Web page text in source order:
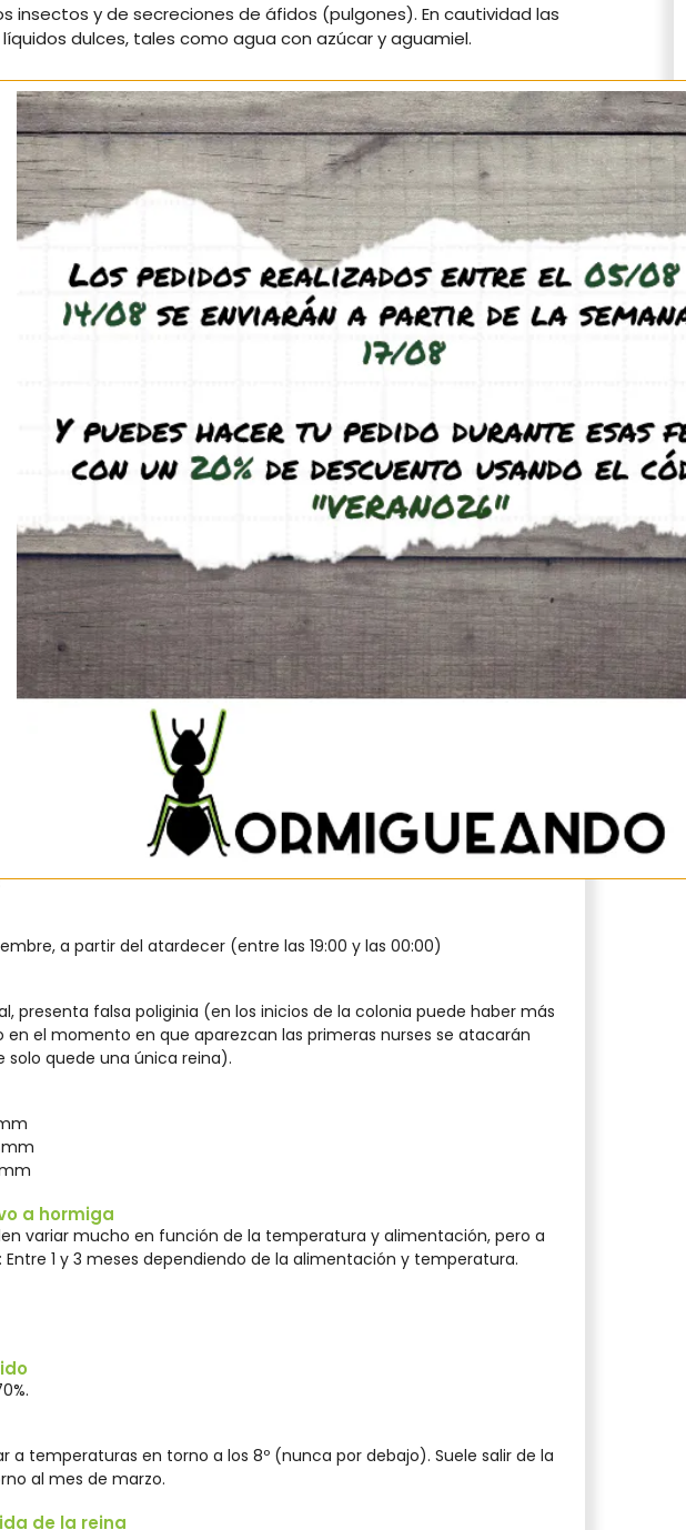
insectos y de secreciones de áfidos (pulgones). En cautividad las
dulces, tales como agua con azúcar y aguamiel.
se trata de una hormiga muy delicada, especialmente en los
La reina puede comerse los huevos o detener la puesta si se
puede pasar si se le molesta a menudo o recibe muchas
muy pequeñas y frágiles y pueden morir con facilidad pegadas en
para su cría
un hormiguero adecuado para ellas. Tal vez uno de los más
acrílicos de esponja, ya que en los de seta pueden morir
la propia humedad de la seta. Es recomendable dejarlas en un tubo
un número bastante elevado.
conectar el tubo a una caja de forrajeo y alimentarlas de
se evita estrés a la reina manipulando el tubo.
que es muy fácil que mueran pegadas a cualquier microgota
aguamiel que les dejemos. Incluso pueden morir pegadas al algodón
líquidos si no los escurrimos lo suficiente.
inicial, son hormigas muy tranquilas y de movimientos muy
apenas por vibraciones o golpes.
a partir del atardecer (entre las 19:00 y las 00:00)
presenta falsa poliginia (en los inicios de la colonia puede haber más
en el momento en que aparezcan las primeras nurses se atacarán
solo quede una única reina).
a hormiga
variar mucho en función de la temperatura y alimentación, pero a
1 y 3 meses dependiendo de la alimentación y temperatura.
a temperaturas en torno a los 8º (nunca por debajo). Suele salir de la
al mes de marzo.
de la reina